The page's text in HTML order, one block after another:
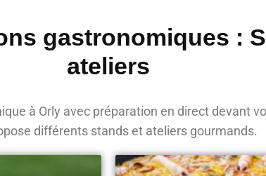
gastronomiques :
ateliers
à Orly avec préparation en direct devant
différents stands et ateliers gourmands.